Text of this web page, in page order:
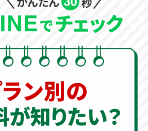
日から８日間は、いつでも事由の
によりこの契約の解除を行うこと
合、お客様は解約金等を支払う必
社が、お客様に不実のことを告げ
をし、又は威迫したことにより困
て当社からクーリングオフからで
面を受領し、当社より説明を受け
日間以内であれば、クーリングオ
ます。